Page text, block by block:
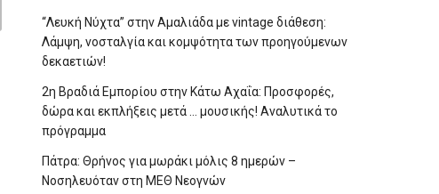
“Λευκή Νύχτα” στην Αμαλιάδα με vintage διάθεση:
Λάμψη, νοσταλγία και κομψότητα των προηγούμενων
δεκαετιών!
2η Βραδιά Εμπορίου στην Κάτω Αχαΐα: Προσφορές,
δώρα και εκπλήξεις μετά … μουσικής! Αναλυτικά το
πρόγραμμα
Πάτρα: Θρήνος για μωράκι μόλις 8 ημερών –
Νοσηλευόταν στη ΜΕΘ Νεογνών